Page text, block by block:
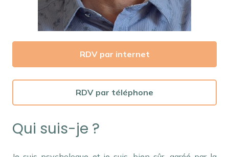
RDV par internet
RDV par téléphone
Qui suis-je ?